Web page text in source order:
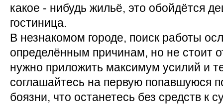
какое - нибудь жильё, это обойдётся
гостиница.
В незнакомом городе, поиск работы
определённым причинам, но не стоит
нужно приложить максимум усилий и
соглашайтесь на первую попавшуюся
боязни, что останетесь без средств к